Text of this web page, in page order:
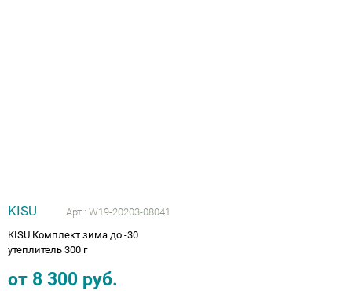
KISU Арт.: W19-20203-08041
KISU Комплект зима до -30
утеплитель 300 г
от 8 300 руб.